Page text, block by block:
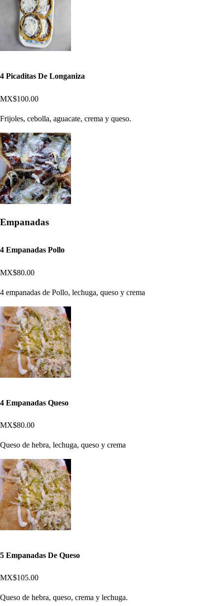
4 Picaditas De Longaniza
MX$100.00
Frijoles, cebolla, aguacate, crema y queso.
Empanadas
4 Empanadas Pollo
MX$80.00
4 empanadas de Pollo, lechuga, queso y crema
4 Empanadas Queso
MX$80.00
Queso de hebra, lechuga, queso y crema
5 Empanadas De Queso
MX$105.00
Queso de hebra, queso, crema y lechuga.